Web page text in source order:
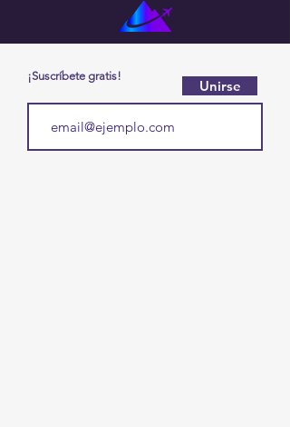
¡Suscríbete gratis!
Unirse